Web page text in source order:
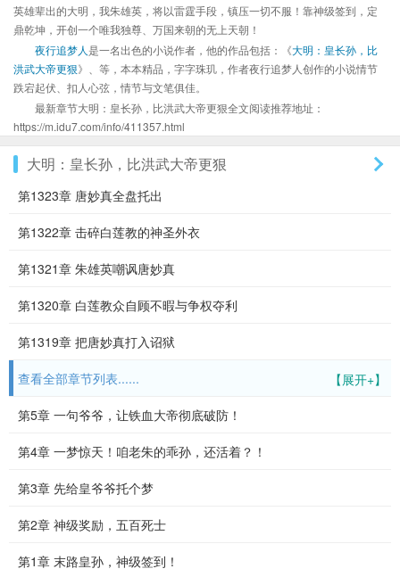
英雄辈出的大明，我朱雄英，将以雷霆手段，镇压一切不服！靠神级签到，定
鼎乾坤，开创一个唯我独尊、万国来朝的无上天朝！
夜行追梦人是一名出色的小说作者，他的作品包括：《大明：皇长孙，比
洪武大帝更狠》、等，本本精品，字字珠玑，作者夜行追梦人创作的小说情节
跌宕起伏、扣人心弦，情节与文笔俱佳。
最新章节大明：皇长孙，比洪武大帝更狠全文阅读推荐地址：
https://m.idu7.com/info/411357.html
大明：皇长孙，比洪武大帝更狠
第1323章 唐妙真全盘托出
第1322章 击碎白莲教的神圣外衣
第1321章 朱雄英嘲讽唐妙真
第1320章 白莲教众自顾不暇与争权夺利
第1319章 把唐妙真打入诏狱
【展开+】
查看全部章节列表......
第5章 一句爷爷，让铁血大帝彻底破防！
第4章 一梦惊天！咱老朱的乖孙，还活着？！
第3章 先给皇爷爷托个梦
第2章 神级奖励，五百死士
第1章 末路皇孙，神级签到！